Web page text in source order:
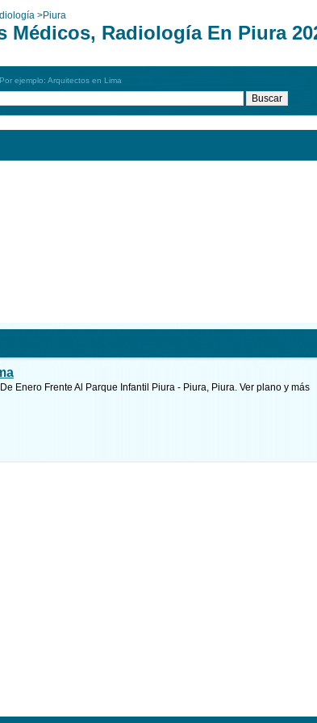
>Piura
Médicos, Radiología En Piura
Por ejemplo: Arquitectos en Lima
Enero Frente Al Parque Infantil Piura - Piura, Piura. Ver plano y más